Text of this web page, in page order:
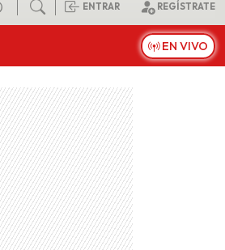
ENTRAR REGÍSTRATE
EN VIVO